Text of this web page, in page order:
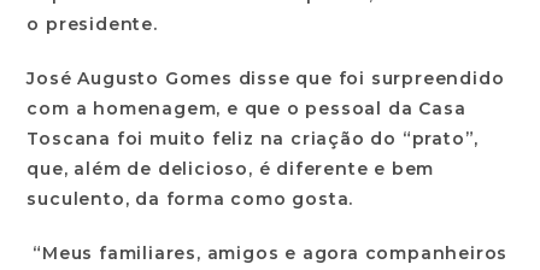
o presidente.
José Augusto Gomes disse que foi surpreendido
com a homenagem, e que o pessoal da Casa
Toscana foi muito feliz na criação do “prato”,
que, além de delicioso, é diferente e bem
suculento, da forma como gosta.
“Meus familiares, amigos e agora companheiros